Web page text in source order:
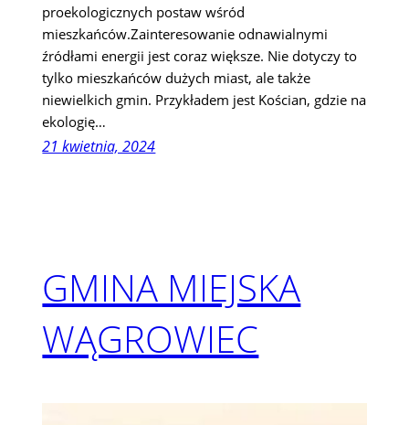
proekologicznych postaw wśród
mieszkańców.Zainteresowanie odnawialnymi
źródłami energii jest coraz większe. Nie dotyczy to
tylko mieszkańców dużych miast, ale także
niewielkich gmin. Przykładem jest Kościan, gdzie na
ekologię…
21 kwietnia, 2024
GMINA MIEJSKA
WĄGROWIEC